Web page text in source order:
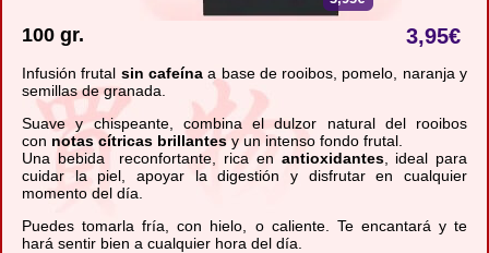
100 gr. 3,95€
Infusión frutal sin cafeínaa base de rooibos, pomelo, naranja y
semillas de granada.
Suave y chispeante, combina el dulzor natural del rooibos
con notas cítricas brillantes y un intenso fondo frutal.
Una bebida reconfortante, rica en antioxidantes, ideal para
cuidar la piel, apoyar la digestión y disfrutar en cualquier
momento del día.
Puedes tomarla fría, con hielo, o caliente. Te encantará y te
hará sentir bien a cualquier hora del día.